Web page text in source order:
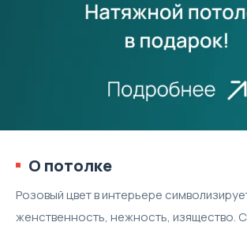
О потолке
Розовый цвет в интерьере
женственность, нежность, изящество.